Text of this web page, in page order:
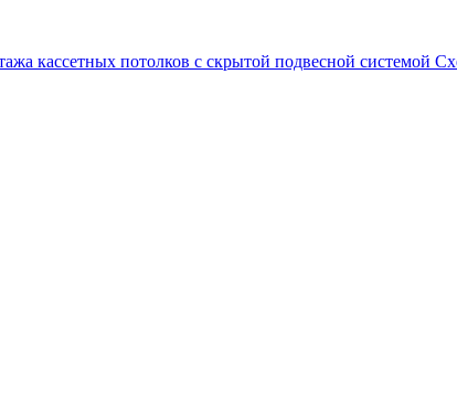
кассетных потолков с скрытой подвесной системой